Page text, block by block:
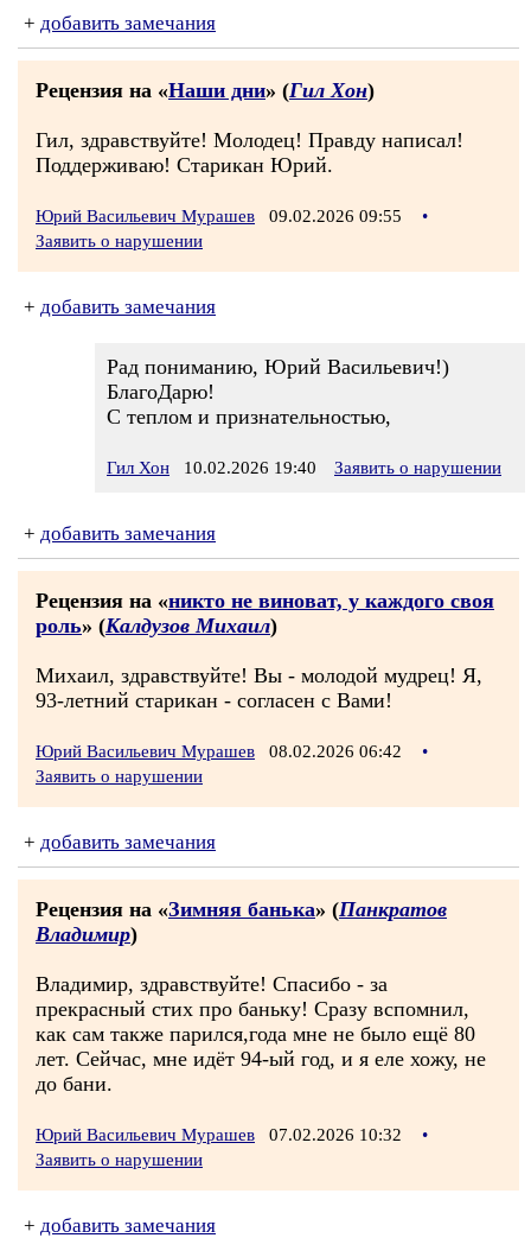
+ добавить замечания
Рецензия на «Наши дни» (Гил Хон)
Гил, здравствуйте! Молодец! Правду написал!
Поддерживаю! Старикан Юрий.
Юрий Васильевич Мурашев 09.02.2026 09:55
•
Заявить о нарушении
+ добавить замечания
Рад пониманию, Юрий Васильевич!)
БлагоДарю!
С теплом и признательностью,
Гил Хон 10.02.2026 19:40 Заявить о нарушении
+ добавить замечания
Рецензия на «никто не виноват, у каждого своя
роль» (Калдузов Михаил)
Михаил, здравствуйте! Вы - молодой мудрец! Я,
93-летний старикан - согласен с Вами!
Юрий Васильевич Мурашев 08.02.2026 06:42
•
Заявить о нарушении
+ добавить замечания
Рецензия на «Зимняя банька» (Панкратов
Владимир)
Владимир, здравствуйте! Спасибо - за
прекрасный стих про баньку! Сразу вспомнил,
как сам также парился,года мне не было ещё 80
лет. Сейчас, мне идёт 94-ый год, и я еле хожу, не
до бани.
Юрий Васильевич Мурашев 07.02.2026 10:32
•
Заявить о нарушении
+ добавить замечания